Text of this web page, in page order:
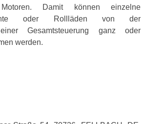
Motoren. Damit können einzelne
oder Rollläden von der
einer Gesamtsteuerung ganz oder
werden.